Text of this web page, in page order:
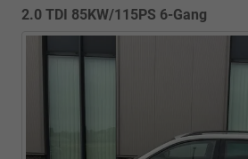
2.0 TDI 85KW/115PS 6-Gang